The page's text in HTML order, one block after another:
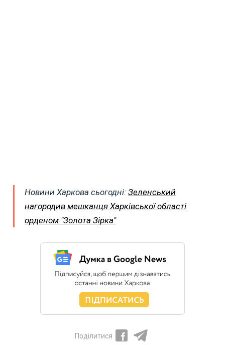
Новини Харкова сьогодні: Зеленський
нагородив мешканця Харківської області
орденом "Золота Зірка"
Поділитися